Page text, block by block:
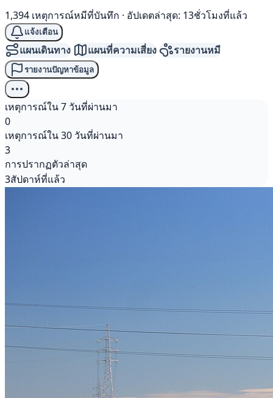
1,394 เหตุการณ์หมีที่บันทึก · อัปเดตล่าสุด: 13ชั่วโมงที่แล้ว
แจ้งเตือน
แผนเดินทาง แผนที่ความเสี่ยง รายงานหมี
รายงานปัญหาข้อมูล
เหตุการณ์ใน 7 วันที่ผ่านมา
0
เหตุการณ์ใน 30 วันที่ผ่านมา
3
การปรากฏตัวล่าสุด
3สัปดาห์ที่แล้ว